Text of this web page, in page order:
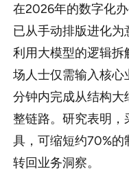
PPT技巧
在2026年的数字化
已从手动排版进化
利用大模型的逻辑
场人士仅需输入核
分钟内完成从结构
整链路。研究表明，
具，可缩短约70%
转回业务洞察。